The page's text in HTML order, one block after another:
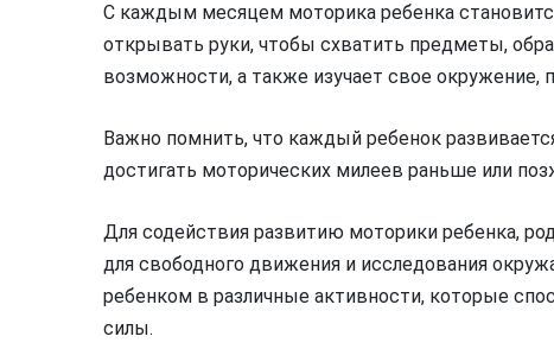
С каждым месяцем моторика ребенка
открывать руки, чтобы схватить предметы,
возможности, а также изучает свое окружение,
Важно помнить, что каждый ребенок
достигать моторических милеев раньше или
Для содействия развитию моторики ребенка,
для свободного движения и исследования
ребенком в различные активности, которые
силы.